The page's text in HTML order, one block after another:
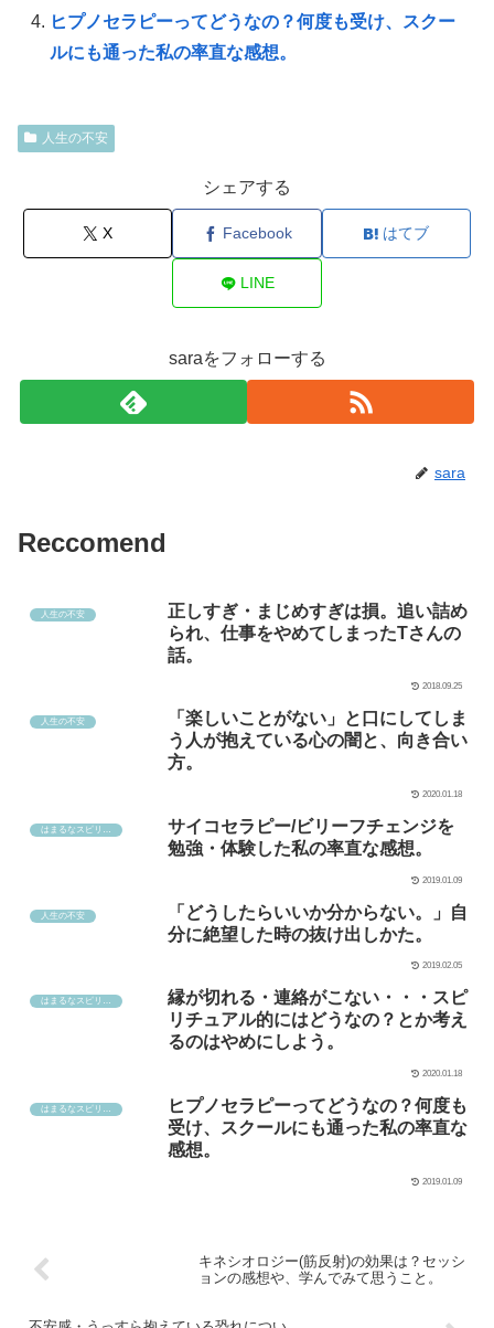
ヒプノセラピーってどうなの？何度も受け、スクー
ルにも通った私の率直な感想。
人生の不安
シェアする
X Facebook はてブ
LINE
saraをフォローする
sara
Reccomend
人生の不安
正しすぎ・まじめすぎは損。追い詰め
られ、仕事をやめてしまったTさんの
話。
2018.09.25
人生の不安
「楽しいことがない」と口にしてしま
う人が抱えている心の闇と、向き合い
方。
2020.01.18
はまるなスピリチュアル
サイコセラピー/ビリーフチェンジを
勉強・体験した私の率直な感想。
2019.01.09
人生の不安
「どうしたらいいか分からない。」自
分に絶望した時の抜け出しかた。
2019.02.05
はまるなスピリチュアル
縁が切れる・連絡がこない・・・スピ
リチュアル的にはどうなの？とか考え
るのはやめにしよう。
2020.01.18
はまるなスピリチュアル
ヒプノセラピーってどうなの？何度も
受け、スクールにも通った私の率直な
感想。
2019.01.09
キネシオロジー(筋反射)の効果は？セッシ
ョンの感想や、学んでみて思うこと。